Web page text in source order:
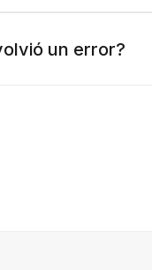
un error?